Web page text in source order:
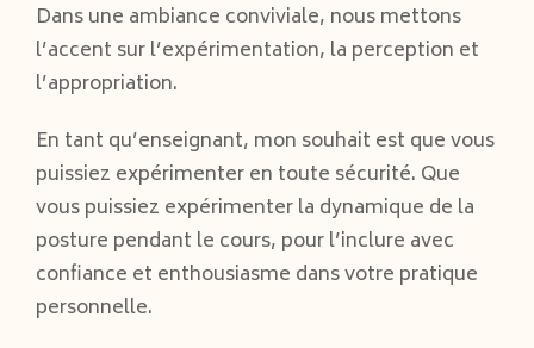
Dans une ambiance conviviale, nous mettons
l’accent sur l’expérimentation, la perception et
l’appropriation.
En tant qu’enseignant, mon souhait est que vous
puissiez expérimenter en toute sécurité. Que
vous puissiez expérimenter la dynamique de la
posture pendant le cours, pour l’inclure avec
confiance et enthousiasme dans votre pratique
personnelle.